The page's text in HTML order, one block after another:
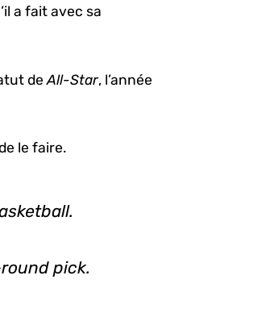
a fait avec sa
deAll-Star, l’année
le faire.
pick.